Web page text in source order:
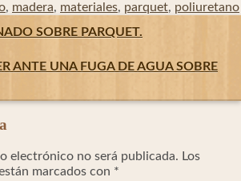
, madera, materiales, parquet, poliuretano
SOBRE PARQUET.
ANTE UNA FUGA DE AGUA SOBRE
electrónico no será publicada. Los
marcados con *